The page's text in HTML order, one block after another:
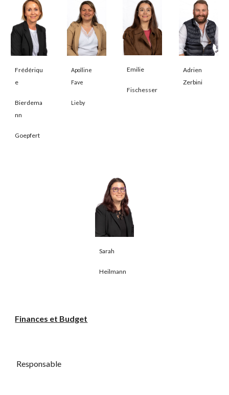
Frédériqu
e
Bierdema
nn
Goepfert
Apolline
Fave
Lieby
Emilie
Fischesser
Adrien
Zerbini
Sarah
Heilmann
Finances et Budget
Responsable